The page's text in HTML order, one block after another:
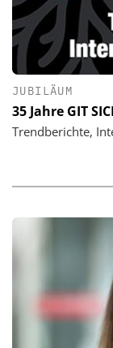
JUBILÄUM
35 Jahre GIT
Trendberichte,